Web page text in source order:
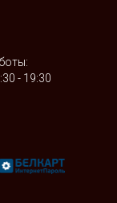
- 19:30